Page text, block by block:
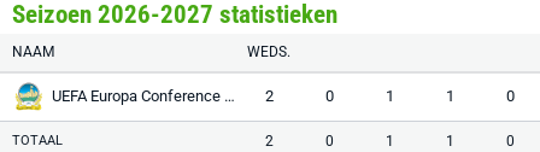
Seizoen 2026-2027 statistieken
NAAM WEDS.
UEFA Europa Conference League 2 0 1 1 0
TOTAAL 2 0 1 1 0